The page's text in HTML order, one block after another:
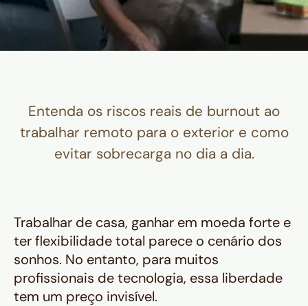
Entenda os riscos reais de burnout ao
trabalhar remoto para o exterior e como
evitar sobrecarga no dia a dia.
Trabalhar de casa, ganhar em moeda forte e
ter flexibilidade total parece o cenário dos
sonhos. No entanto, para muitos
profissionais de tecnologia, essa liberdade
tem um preço invisível.